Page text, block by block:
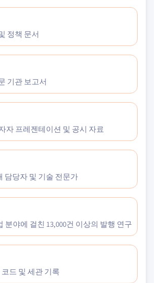
정책 문서
기관 보고서
자 프레젠테이션 및 공시 자료
담당자 및 기술 전문가
분야에 걸친 13,000건 이상의 발행 연구
드 및 세관 기록